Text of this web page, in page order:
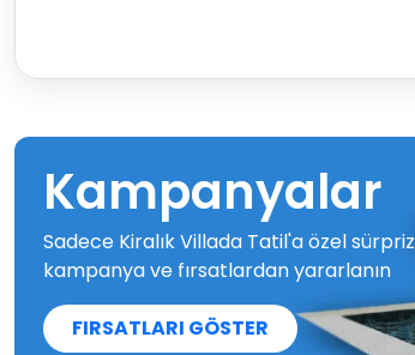
Kampanyalar
Sadece Kiralık Villada Tatil'a özel sürpriz
kampanya ve fırsatlardan yararlanın
FIRSATLARI GÖSTER